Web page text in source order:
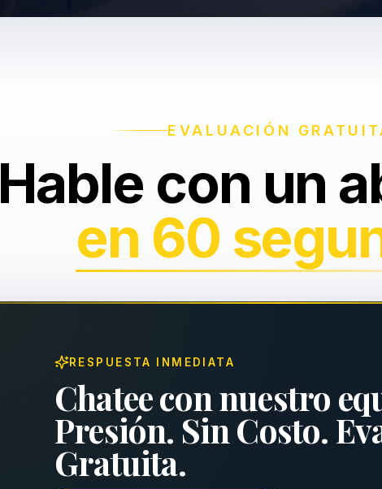
EVALUACIÓN
Hable con un
en 60
RESPUESTA INMEDIATA
Chatee con nuestro
Presión. Sin Costo.
Gratuita.